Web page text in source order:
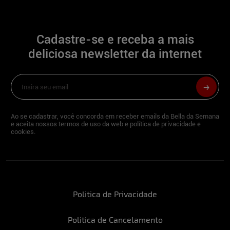
profissão?
Sou compositora e cantora.
Quando o assunto é futebol, torce para
algum time?
Vai Corinthians!
Sexo! Mas conto com uma ótima genética
Politica de Privacidade
Politica de Cancelamento
Cadastre-se e receba a mais
deliciosa newsletter da internet
Ao se cadastrar, você concorda em receber emails da Bella da Semana
e aceita nossos termos de uso da web e política de privacidade e
cookies.